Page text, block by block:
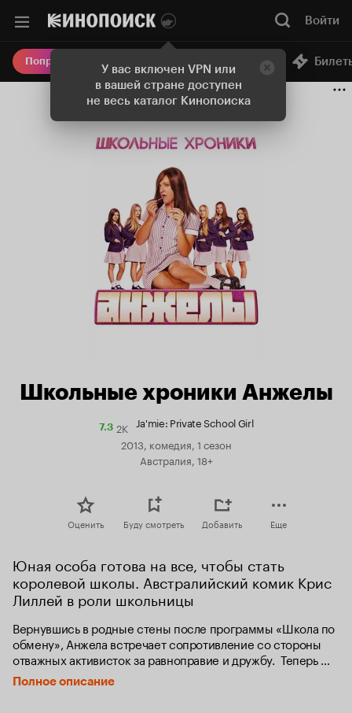
У вас включен VPN или
в вашей стране доступен
не весь каталог Кинопоиска
Войти
Попробовать Плюс Онлайн-кинотеатр
Школьные хроники Анжелы
7.3Рейтинг
Кинопоиска
2K
Ja'mie: Private School Girl
2013, комедия, 1 сезон
Австралия, 18+
Оценить Буду смотреть Добавить Еще
Юная особа готова на все, чтобы стать
королевой школы. Австралийский комик Крис
Лиллей в роли школьницы
Вернувшись в родные стены после программы «Школа по
обмену», Анжела встречает сопротивление со стороны
отважных активисток за равноправие и дружбу.  Теперь
самопровозглашенная «Королева пчел» не остановится ни
перед чем, чтобы последнее слово осталось за ней.
Полное описание